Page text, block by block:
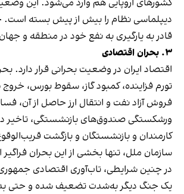
دیپلماسی نظام را بیش از پیش بسته است.
قادر به یارگیری به نفع خود در منطقه و
۳. بحران اقتصادی
اقتصاد ایران در وضعیت بحرانی قرار دارد.
تورم فزاینده، کمبود گاز، سقوط بورس، خروج
فروش آزاد نفت و انتقال ارز حاصل از آن،
ورشکستگی صندوق‌های بازنشستگی، تاخیر
کارمندان و بازنشستگان و بازگشت
سازمان ملل، تنها بخشی از این بحران
در چنین شرایطی، تاب‌آوری اقتصادی
یک جنگ دیگر به‌شدت تضعیف شده و حتی